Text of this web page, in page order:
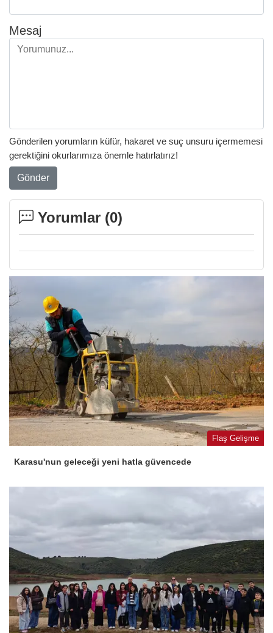
Mesaj
Gönderilen yorumların küfür, hakaret ve suç unsuru içermemesi
gerektiğini okurlarımıza önemle hatırlatırız!
Gönder
Yorumlar (0)
Flaş Gelişme
Karasu'nun geleceği yeni hatla güvencede